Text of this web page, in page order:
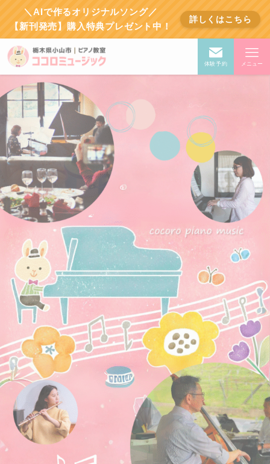
＼AIで作るオリジナルソング／
【新刊発売】購入特典プレゼント中！
詳しくはこちら
体験予約 メニュー